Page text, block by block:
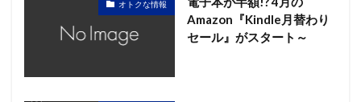
オトクな情報
Amazon『Kindle月替わり
セール』がスタート～